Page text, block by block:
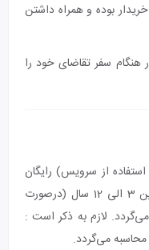
بوده و همراه داشتن
هنگام سفر تقاضای خود را
عدم استفاده از سرویس) رایگان
می‌باشد و بازه سنی برای اقامت کودک بین 3 الی 12 سال (درصورت
لازم به ذکر است :
محاسبه می‌گردد.